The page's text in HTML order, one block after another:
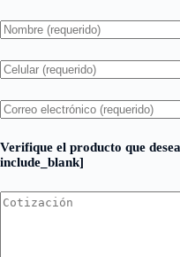
Verifique el producto que
include_blank]